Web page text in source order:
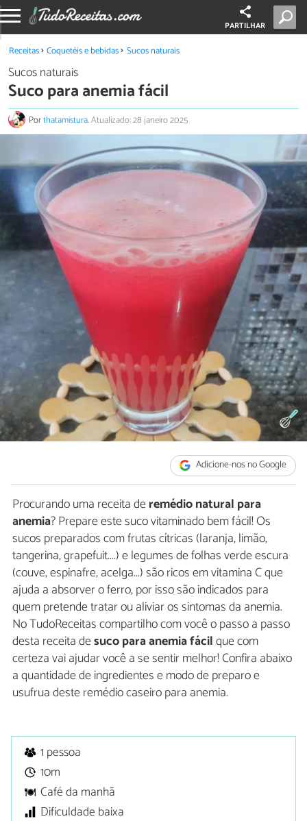
PARTILHAR
Receitas Coquetéis e bebidas Sucos naturais
Sucos naturais
Suco para anemia fácil
Porthatamistura.Atualizado: 28 janeiro 2025
Adicione-nos no Google
Procurando uma receita deremédio natural para
anemia? Prepare este suco vitaminado bem fácil! Os
sucos preparados com frutas cítricas (laranja, limão,
tangerina, grapefuit....) e legumes de folhas verde escura
(couve, espinafre, acelga...) são ricos em vitamina C que
ajuda a absorver o ferro, por isso são indicados para
quem pretende tratar ou aliviar os sintomas da anemia.
No TudoReceitas compartilho com você o passo a passo
desta receita desuco para anemia fácilque com
certeza vai ajudar você a se sentir melhor! Confira abaixo
a quantidade de ingredientes e modo de preparo e
usufrua deste remédio caseiro para anemia.
1 pessoa
10m
Café da manhã
Dificuldade baixa